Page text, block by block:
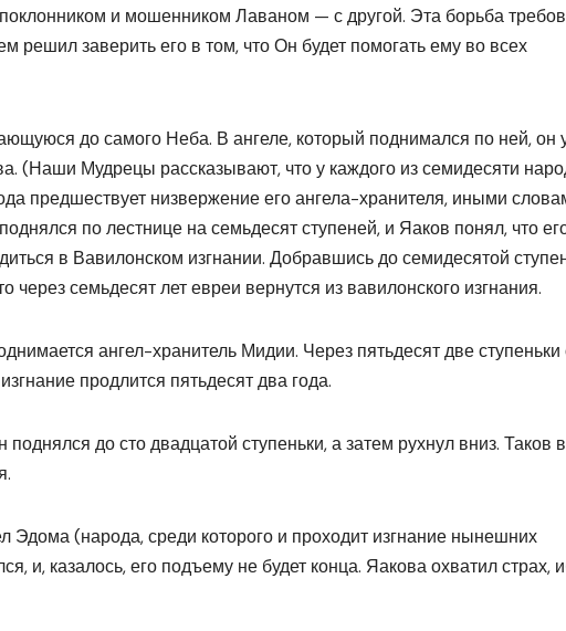
и мошенником Лаваном — с другой. Эта борьба
заверить его в том, что Он будет помогать ему во всех
до самого Неба. В ангеле, который поднимался по ней, он
(Наши Мудрецы рассказывают, что у каждого из семидесяти
предшествует низвержение его ангела-хранителя, иными
по лестнице на семьдесят ступеней, и Яаков понял, что
в Вавилонском изгнании. Добравшись до семидесятой
через семьдесят лет евреи вернутся из вавилонского изгнания.
ангел-хранитель Мидии. Через пятьдесят две ступеньки
продлится пятьдесят два года.
до сто двадцатой ступеньки, а затем рухнул вниз. Таков в
Эдома (народа, среди которого и проходит изгнание нынешних
и, казалось, его подъему не будет конца. Яакова охватил страх,